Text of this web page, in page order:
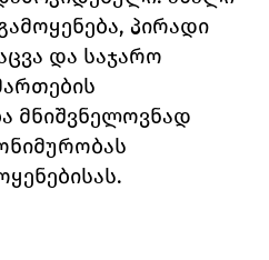
პირადი
და საჯარო
მნიშვნელოვნად